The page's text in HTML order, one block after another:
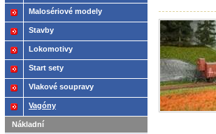
Malosériové modely
Stavby
Lokomotivy
Start sety
Vlakové soupravy
Vagóny
Nákladní